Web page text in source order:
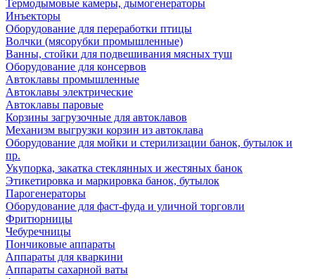
Термодымовые камеры, дымогенераторы
Инъекторы
Оборудование для переработки птицы
Волчки (мясорубки промышленные)
Ванны, стойки для подвешивания мясных туш
Оборудование для консервов
Автоклавы промышленные
Автоклавы электрические
Автоклавы паровые
Корзины загрузочные для автоклавов
Механизм выгрузки корзин из автоклава
Оборудование для мойки и стерилизации банок, бутылок и
пр.
Укупорка, закатка стеклянных и жестяных банок
Этикетировка и маркировка банок, бутылок
Парогенераторы
Оборудование для фаст-фуда и уличной торговли
Фритюрницы
Чебуречницы
Пончиковые аппараты
Аппараты для кваркини
Аппараты сахарной ваты